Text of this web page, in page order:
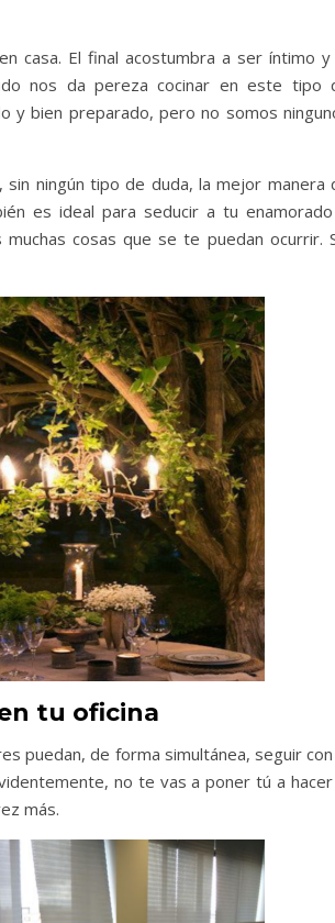
casa. El final acostumbra a ser íntimo
nos da pereza cocinar en este tipo
y bien preparado, pero no somos
ningún tipo de duda, la mejor manera
es ideal para seducir a tu
cosas que se te puedan ocurrir.
tu oficina
puedan, de forma simultánea, seguir
no te vas a poner tú a
más.